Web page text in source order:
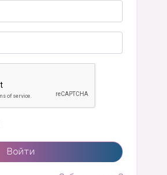
Войти